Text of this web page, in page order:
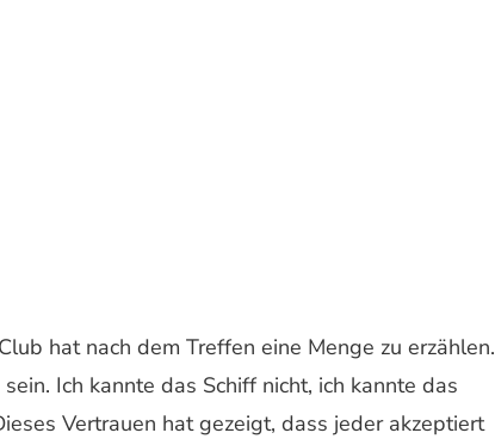
hat nach dem Treffen eine Menge zu erzählen.
Ich kannte das Schiff nicht, ich kannte das
Vertrauen hat gezeigt, dass jeder akzeptiert